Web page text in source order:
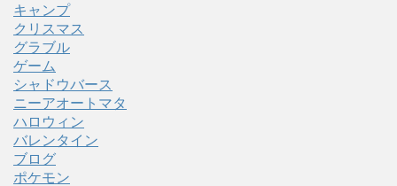
キャンプ
クリスマス
グラブル
ゲーム
シャドウバース
ニーアオートマタ
ハロウィン
バレンタイン
ブログ
ポケモン